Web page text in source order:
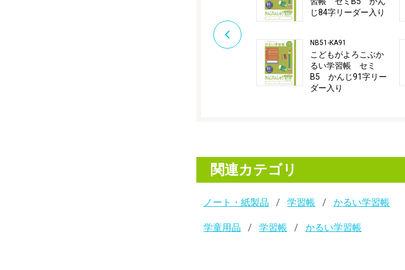
じ84字リーダー入り
NB51-KA91
こどもがよろこぶか
るい学習帳 セミ
B5 かんじ91字リー
ダー入り
関連カテゴリ
ノート・紙製品 学習帳 かるい学習帳
学童用品 学習帳 かるい学習帳